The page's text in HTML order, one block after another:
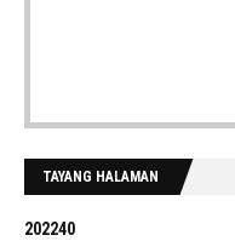
TAYANG HALAMAN
202240